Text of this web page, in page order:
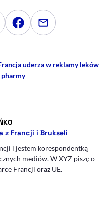
na LinkedInna Twitterze
Udostępnij na
Udostępnij
uderza w reklamy leków
pharmy
- AUTOR ARTYKUŁU - PROFIL
z Francji i Brukseli
i jestem korespondentką
mediów. W XYZ piszę o
Francji oraz UE.